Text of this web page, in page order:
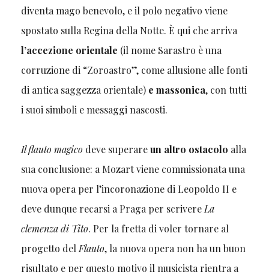
diventa mago benevolo, e il polo negativo viene
spostato sulla Regina della Notte. È qui che arriva
l’accezione orientale (il nome Sarastro è una
corruzione di “Zoroastro”, come allusione alle fonti
di antica saggezza orientale) e massonica, con tutti
i suoi simboli e messaggi nascosti.
Il flauto magicodeve superareun altro ostacolo alla
sua conclusione: a Mozart viene commissionata una
nuova opera per l’incoronazione di Leopoldo II e
deve dunque recarsi a Praga per scrivere La
clemenza di Tito. Per la fretta di voler tornare al
progetto del Flauto, la nuova opera non ha un buon
risultato e per questo motivo il musicista rientra a